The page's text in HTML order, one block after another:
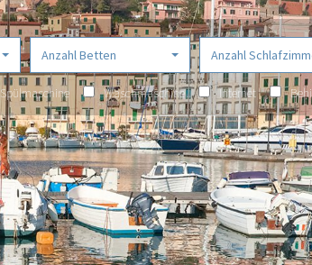
Anzahl Betten Anzahl
Spülmaschine Waschmaschine Internet